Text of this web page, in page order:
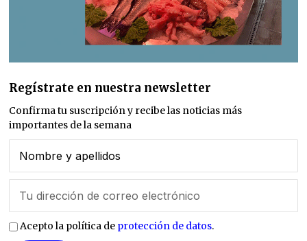
Regístrate en nuestra newsletter
Confirma tu suscripción y recibe las noticias más
importantes de la semana
Acepto la política de protección de datos.